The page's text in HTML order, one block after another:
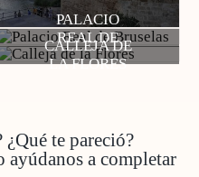
PALACIO
REAL DE
BRUSELAS
CALLEJA DE
LA FLORES
te pareció?
ayúdanos a completar